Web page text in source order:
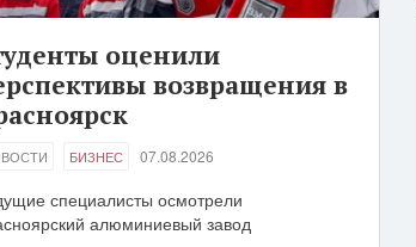
оценили
возвращения в
БИЗНЕС 07.08.2026
специалисты осмотрели
алюминиевый завод